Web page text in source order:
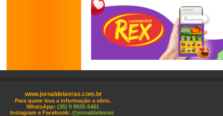
www.jornaldelavras.com.br
Para quem leva a informação a sério.
WhatsApp: (35) 9 9925-5481
Instagram e Facebook: @jornaldelavras